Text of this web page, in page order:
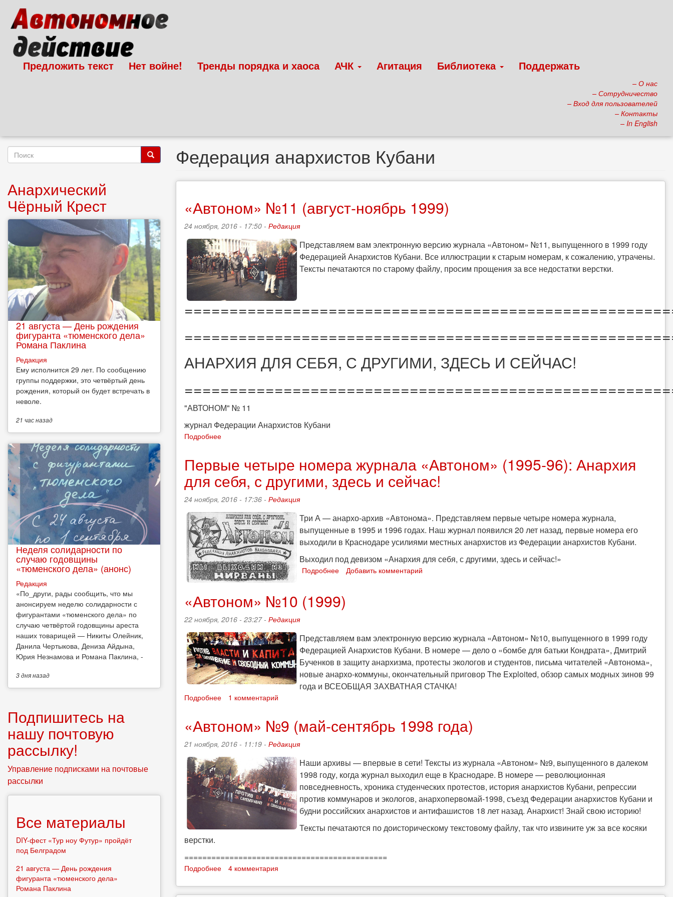
основному
содержанию
Предложить текст Нет войне! Тренды порядка и хаоса АЧК Агитация Библиотека Поддержать
– О нас
– Сотрудничество
– Вход для пользователей
– Контакты
– In English
Федерация анархистов Кубани
«Автоном» №11 (август-ноябрь 1999)
24 ноября, 2016 - 17:50 - Редакция
Представляем вам электронную версию журнала «Автоном» №11, выпущенного в 1999 году
Федерацией Анархистов Кубани. Все иллюстрации к старым номерам, к сожалению, утрачены.
Тексты печатаются по старому файлу, просим прощения за все недостатки верстки.
АНАРХИЯ ДЛЯ СЕБЯ, С ДРУГИМИ, ЗДЕСЬ И СЕЙЧАС!
"АВТОНОМ" № 11
журнал Федерации Анархистов Кубани
Подробнее
(август-
ноябрь
1999)
Первые четыре номера журнала «Автоном» (1995-96): Анархия
для себя, с другими, здесь и сейчас!
24 ноября, 2016 - 17:36 - Редакция
Три А — анархо-архив «Автонома». Представляем первые четыре номера журнала,
выпущенные в 1995 и 1996 годах. Наш журнал появился 20 лет назад, первые номера его
выходили в Краснодаре усилиями местных анархистов из Федерации анархистов Кубани.
Выходил под девизом «Анархия для себя, с другими, здесь и сейчас!»
Подробнее
номера
журнала
96):
Анархия
для
себя,
с
другими,
Добавить комментарий
«Автоном» №10 (1999)
22 ноября, 2016 - 23:27 - Редакция
Представляем вам электронную версию журнала «Автоном» №10, выпущенного в 1999 году
Федерацией Анархистов Кубани. В номере — дело о «бомбе для батьки Кондрата», Дмитрий
Бученков в защиту анархизма, протесты экологов и студентов, письма читателей «Автонома»,
новые анархо-коммуны, окончательный приговор The Exploited, обзор самых модных зинов 99
года и ВСЕОБЩАЯ ЗАХВАТНАЯ СТАЧКА!
Подробнее
(1999)
1 комментарий
«Автоном» №9 (май-сентябрь 1998 года)
21 ноября, 2016 - 11:19 - Редакция
Наши архивы — впервые в сети! Тексты из журнала «Автоном» №9, выпущенного в далеком
1998 году, когда журнал выходил еще в Краснодаре. В номере — революционная
повседневность, хроника студенческих протестов, история анархистов Кубани, репрессии
против коммунаров и экологов, анархопервомай-1998, съезд Федерации анархистов Кубани и
будни российских анархистов и антифашистов 18 лет назад. Анархист! Знай свою историю!
Тексты печатаются по доисторическому текстовому файлу, так что извините уж за все косяки
верстки.
=============================================
Подробнее
№9
4 комментария
Форма
Анархический
Чёрный Крест
21 августа — День рождения
фигуранта «тюменского дела»
Романа Паклина
Редакция
Ему исполнится 29 лет. По сообщению
группы поддержки, это четвёртый день
рождения, который он будет встречать в
неволе.
21 часназад
Неделя солидарности по
случаю годовщины
«тюменского дела» (анонс)
Редакция
​«По_други, рады сообщить, что мы
анонсируем неделю солидарности с
фигурантами «тюменского дела» по
случаю четвёртой годовщины ареста
наших товарищей — Никиты Олейник,
Данила Чертыкова, Дениза Айдына,
Юрия Незнамова и Романа Паклина, -
3 дняназад
Подпишитесь на
нашу почтовую
рассылку!
Управление подписками на почтовые
рассылки
Все материалы
DIY-фест «Тур ноу Футур» пройдёт
под Белградом
21 августа — День рождения
фигуранта «тюменского дела»
Романа Паклина